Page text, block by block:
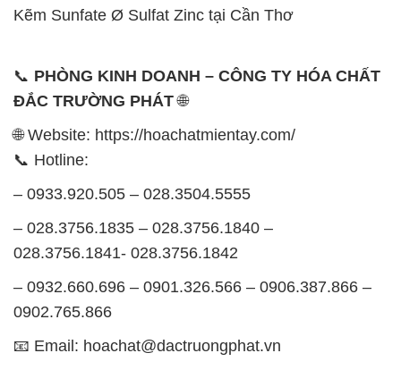
Kẽm Sunfate Ø Sulfat Zinc tại Cần Thơ
📞 PHÒNG KINH DOANH – CÔNG TY HÓA CHẤT
ĐẮC TRƯỜNG PHÁT🌐
🌐 Website: https://hoachatmientay.com/
📞 Hotline:
– 0933.920.505 – 028.3504.5555
– 028.3756.1835 – 028.3756.1840 –
028.3756.1841- 028.3756.1842
– 0932.660.696 – 0901.326.566 – 0906.387.866 –
0902.765.866
📧 Email: hoachat@dactruongphat.vn